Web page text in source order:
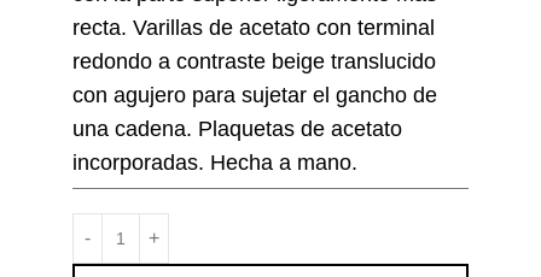
recta. Varillas de acetato con terminal
redondo a contraste beige translucido
con agujero para sujetar el gancho de
una cadena. Plaquetas de acetato
incorporadas. Hecha a mano.